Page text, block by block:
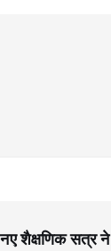
शैक्षणिक सत्र ने